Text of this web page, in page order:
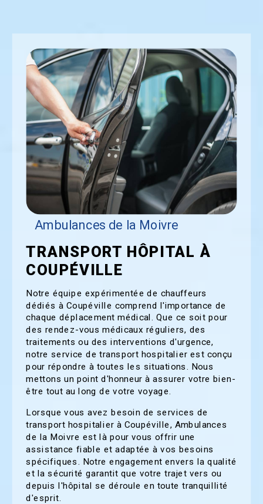
Ambulances de la Moivre
TRANSPORT HÔPITAL À
COUPÉVILLE
Notre équipe expérimentée de chauffeurs
dédiés à Coupéville comprend l'importance de
chaque déplacement médical. Que ce soit pour
des rendez-vous médicaux réguliers, des
traitements ou des interventions d'urgence,
notre service de transport hospitalier est conçu
pour répondre à toutes les situations. Nous
mettons un point d'honneur à assurer votre bien-
être tout au long de votre voyage.
Lorsque vous avez besoin de services de
transport hospitalier à Coupéville, Ambulances
de la Moivre est là pour vous offrir une
assistance fiable et adaptée à vos besoins
spécifiques. Notre engagement envers la qualité
et la sécurité garantit que votre trajet vers ou
depuis l'hôpital se déroule en toute tranquillité
d'esprit.